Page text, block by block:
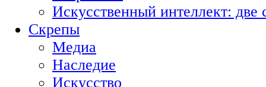
Искусственный интеллект:
Скрепы
Медиа
Наследие
Искусство